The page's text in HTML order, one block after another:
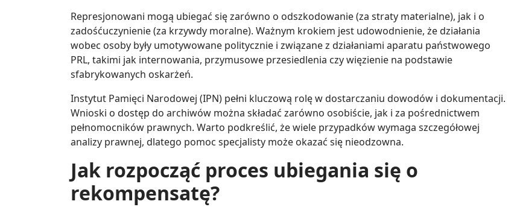
Represjonowani mogą ubiegać się zarówno o odszkodowanie (za straty materialne), jak i o
zadośćuczynienie (za krzywdy moralne). Ważnym krokiem jest udowodnienie, że działania
wobec osoby były umotywowane politycznie i związane z działaniami aparatu państwowego
PRL, takimi jak internowania, przymusowe przesiedlenia czy więzienie na podstawie
sfabrykowanych oskarżeń.
Instytut Pamięci Narodowej (IPN) pełni kluczową rolę w dostarczaniu dowodów i dokumentacji.
Wnioski o dostęp do archiwów można składać zarówno osobiście, jak i za pośrednictwem
pełnomocników prawnych. Warto podkreślić, że wiele przypadków wymaga szczegółowej
analizy prawnej, dlatego pomoc specjalisty może okazać się nieodzowna.
Jak rozpocząć proces ubiegania się o
rekompensatę?